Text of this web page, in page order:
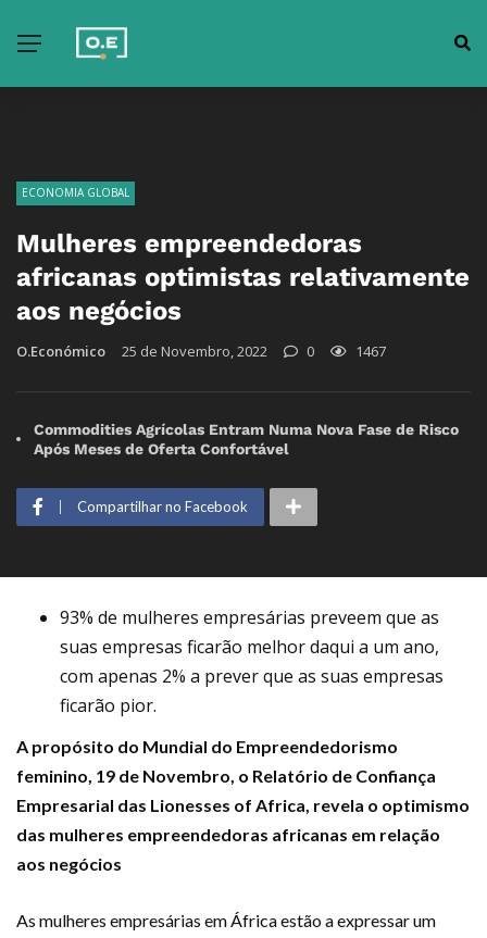
ECONOMIA GLOBAL
Mulheres empreendedoras
africanas optimistas relativamente
aos negócios
O.Económico 25 de Novembro, 2022 0 1467
Commodities Agrícolas Entram Numa Nova Fase de Risco
Após Meses de Oferta Confortável
Compartilhar no Facebook
93% de mulheres empresárias preveem que as
suas empresas ficarão melhor daqui a um ano,
com apenas 2% a prever que as suas empresas
ficarão pior.
A propósito do Mundial do Empreendedorismo
feminino, 19 de Novembro, o Relatório de Confiança
Empresarial das Lionesses of Africa, revela o optimismo
das mulheres empreendedoras africanas em relação
aos negócios
As mulheres empresárias em África estão a expressar um